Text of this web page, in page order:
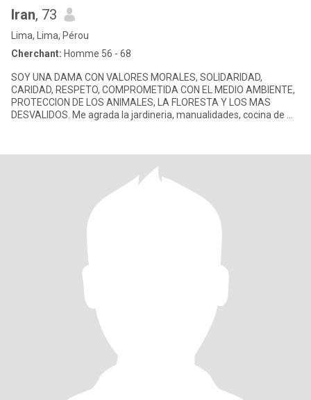
Iran, 73
Lima, Lima, Pérou
Cherchant: Homme 56 - 68
SOY UNA DAMA CON VALORES MORALES, SOLIDARIDAD,
CARIDAD, RESPETO, COMPROMETIDA CON EL MEDIO AMBIENTE,
PROTECCION DE LOS ANIMALES, LA FLORESTA Y LOS MAS
DESVALIDOS. Me agrada la jardineria, manualidades, cocina de mi